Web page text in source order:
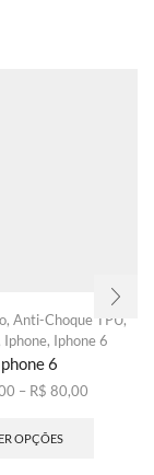
, Anti-Choque TPU,
Iphone, Iphone 6
6
– R$ 80,00Faixa
OPÇÕES